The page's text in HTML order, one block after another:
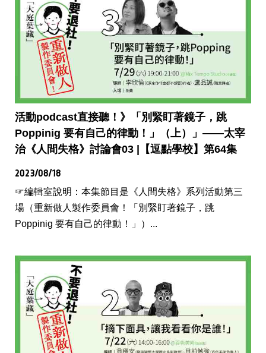
活動podcast直接聽！》「別緊盯著鏡子，跳
Poppinig 要有自己的律動！」（上）」——太宰
治《人間失格》討論會03 |【逗點學校】第64集
2023/08/18
☞編輯室說明：本集節目是《人間失格》系列活動第三
場（重新做人製作委員會！「別緊盯著鏡子，跳
Poppinig 要有自己的律動！」）...